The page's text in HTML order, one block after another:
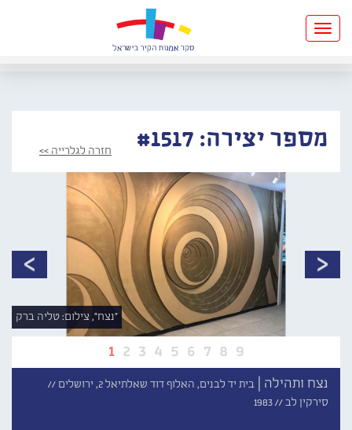
Toggle
navigation
מספר יצירה: #1517 חזרה לגלרייה >>
1 2 3 4 5 6 7 8 9
"נצח", צילום: טליה ברק
נצח ותהילה | בית יד לבנים, האלוף דוד שאלתיאל 2, ירושלים //
סירקין לב //1983